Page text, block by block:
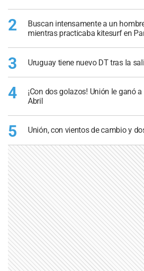
2
Buscan intensamente a un
mientras practicaba kitesurf en
3 Uruguay tiene nuevo DT tras la
4
¡Con dos golazos! Unión le ganó
Abril
5 Unión, con vientos de cambio y